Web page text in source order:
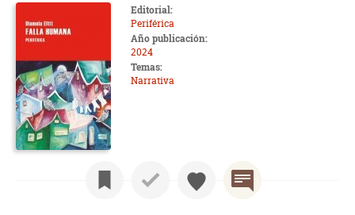
Editorial:
Periférica
Año publicación:
2024
Temas:
Narrativa